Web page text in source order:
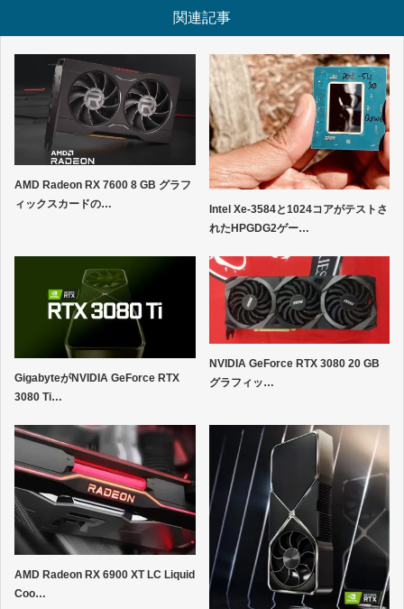
関連記事
AMD Radeon RX 7600 8 GB グラフ
ィックスカードの…
Intel Xe-3584と1024コアがテストさ
れたHPGDG2ゲー…
GigabyteがNVIDIA GeForce RTX
3080 Ti…
NVIDIA GeForce RTX 3080 20 GB
グラフィッ…
AMD Radeon RX 6900 XT LC Liquid
Coo…